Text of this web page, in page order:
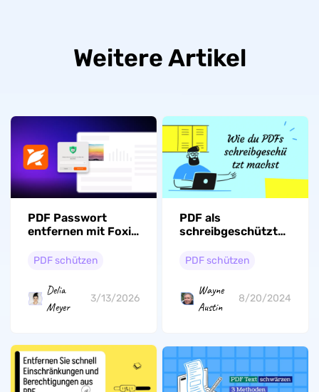
Weitere Artikel
PDF Passwort
entfernen mit Foxit
(Einfache
PDF schützen
Delia
Meyer
3/13/2026
PDF als
schreibgeschützte
3 Methoden
PDF schützen
Wayne
Austin
8/20/2024